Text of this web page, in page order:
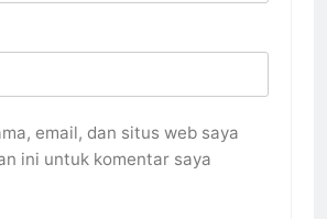
email, dan situs web saya
ini untuk komentar saya